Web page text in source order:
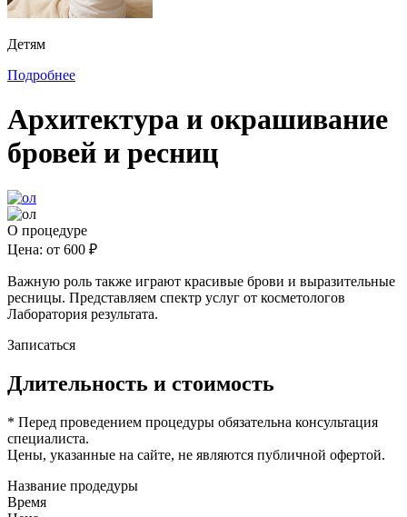
Детям
Подробнее
Архитектура и окрашивание
бровей и ресниц
О процедуре
Цена: от 600 ₽
Важную роль также играют красивые брови и выразительные
ресницы. Представляем спектр услуг от косметологов
Лаборатория результата.
Записаться
Длительность и стоимость
* Перед проведением процедуры обязательна консультация
специалиста.
Цены, указанные на сайте, не являются публичной офертой.
Название продедуры
Время